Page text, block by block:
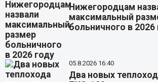
Нижегородцам
максимальный
больничного в 2026
05.8.2026 16:40
Два новых